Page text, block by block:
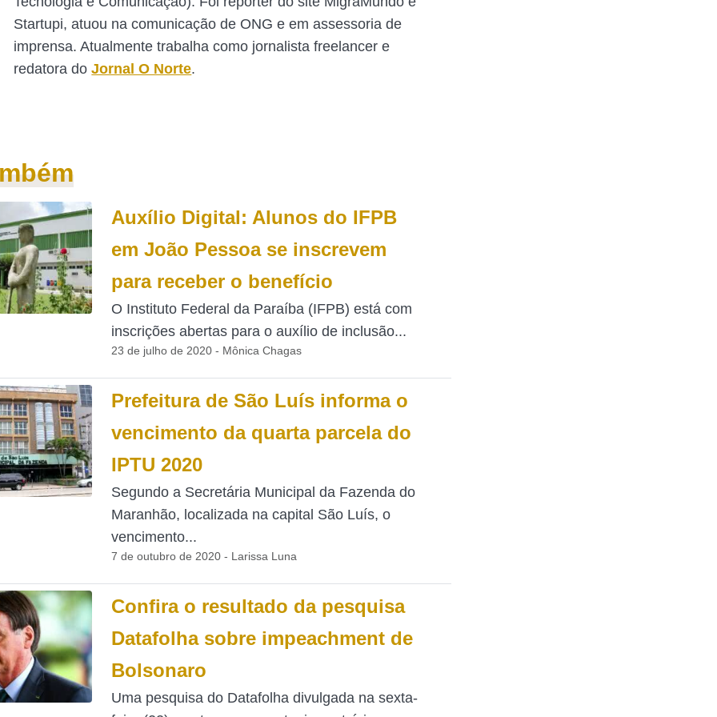
Startupi, atuou na comunicação de ONG e em assessoria de
imprensa. Atualmente trabalha como jornalista freelancer e
redatora doJornal O Norte.
Auxílio Digital: Alunos do IFPB
em João Pessoa se inscrevem
para receber o benefício
O Instituto Federal da Paraíba (IFPB) está com
inscrições abertas para o auxílio de inclusão...
23 de julho de 2020 - Mônica Chagas
Prefeitura de São Luís informa o
vencimento da quarta parcela do
IPTU 2020
Segundo a Secretária Municipal da Fazenda do
Maranhão, localizada na capital São Luís, o
vencimento...
7 de outubro de 2020 - Larissa Luna
Confira o resultado da pesquisa
Datafolha sobre impeachment de
Bolsonaro
Uma pesquisa do Datafolha divulgada na sexta-